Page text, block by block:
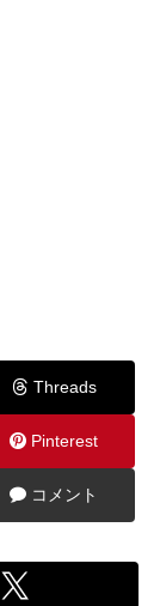
Threads
Pinterest
コメント